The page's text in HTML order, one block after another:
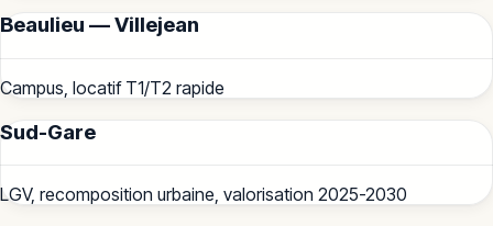
Beaulieu — Villejean
Campus, locatif T1/T2 rapide
Sud-Gare
LGV, recomposition urbaine, valorisation 2025-2030